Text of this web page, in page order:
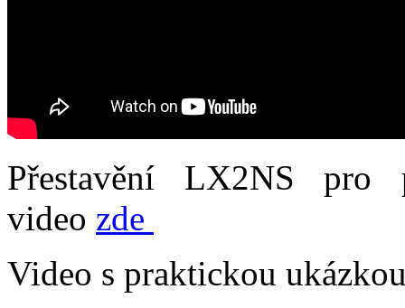
Přestavění LX2NS
video zde
Video s praktickou